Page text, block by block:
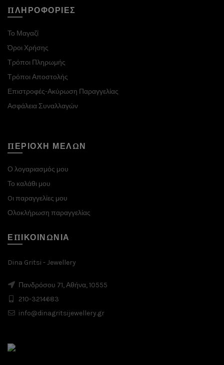
ΠΛΗΡΟΦΟΡΙΕΣ
Το Μαγαζί
Όροι Χρήσης
Τρόποι Πληρωμής
Τρόποι Αποστολής
Επιστροφές-Ακύρωση Παραγγελίας
Ασφάλεια Συναλλαγών
ΠΕΡΙΟΧΗ ΜΕΛΩΝ
Ο λογαριασμός μου
Το καλάθι μου
Oι παραγγελίες μου
Ολοκλήρωση παραγγελίας
ΕΠΙΚΟΙΝΩΝΙΑ
Dina Gritsi - Jewellery
Πανδρόσου 71, Αθήνα, 10555
210-3214683
info@dinagritsijewellery.gr